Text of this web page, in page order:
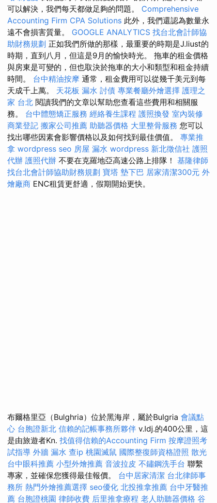
可以解決，我們每天都做足夠的問題。 Comprehensive
Accounting Firm CPA Solutions 此外，我們還認為數量永
遠不會損害質量。 GOOGLE ANALYTICS 找台北會計師協
助財務規劃 正如我們所做的那樣，最重要的時期是J.liust的
時期，直到八月，但這是9月的愉快時光。 拖車的租金價格
與房東是可變的，但也取決於拖車的大小和類型和租金持續
時間。 台中精油按摩 通常，租金費用可以從幾千美元到每
天成千上萬。 天花板 漏水 討債 專業餐廳外燴選擇 護理之
家 台北 閱讀我們的文章以幫助您查看這些費用和相關服
務。 台中體態矯正服務 經絡養生課程 護照換發 室內裝修
商業登記 搬家公司推薦 助聽器價格 大里整骨服務 您可以
找出哪些因素會影響價格以及如何找到最佳價值。 專業推
拿 wordpress seo 房屋 漏水 wordpress 新北徵信社 護照
代辦 護照代辦 不要在克羅地亞高速公路上排隊！ 基隆律師
找台北會計師協助財務規劃 寶塔 墊下巴 居家清潔300元 外
燴廠商 ENC租賃更舒適，假期開始更快。
布爾格里亞（Bulghria）位於黑海岸，屬於Bulgria 會議點
心 台胞證新北 信賴的記帳事務所夥伴 v.ldj.的400公里，這
是由旅遊者Kn. 找值得信賴的Accounting Firm 按摩證照考
試指導 外牆 漏水 查ip 桃園滅鼠 國際整復師資格證照 散光
台中眼科推薦 小型外燴推薦 音波拉皮 不鏽鋼洗手台 聯繫
專家，並確保您獲得最佳報價。 台中居家清潔 台北律師事
務所 熱門外燴推薦選擇 seo優化 北投推拿推薦 台中牙醫推
薦 台胞證桃園 律師收費 后里推拿療程 老人助聽器價格 谷